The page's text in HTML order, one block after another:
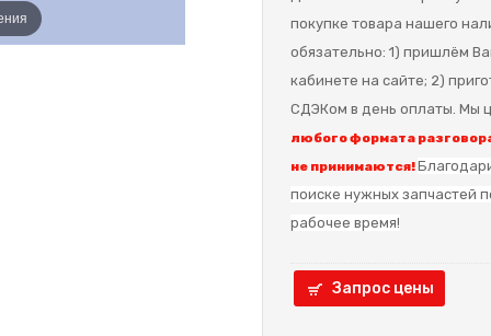
покупке товара нашего
обязательно: 1) пришлём
кабинете на сайте; 2)
СДЭКом в день оплаты. Мы
любого формата
не принимаются!
поиске нужных запчастей
рабочее время!
Запрос цены